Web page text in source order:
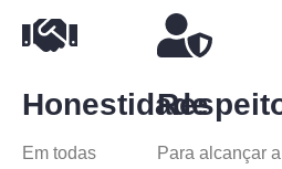
Honestidade
Em todas
Para alcançar a